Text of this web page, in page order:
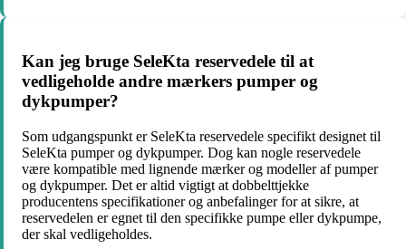
Kan jeg bruge SeleKta reservedele til at
vedligeholde andre mærkers pumper og
dykpumper?
Som udgangspunkt er SeleKta reservedele specifikt designet til
SeleKta pumper og dykpumper. Dog kan nogle reservedele
være kompatible med lignende mærker og modeller af pumper
og dykpumper. Det er altid vigtigt at dobbelttjekke
producentens specifikationer og anbefalinger for at sikre, at
reservedelen er egnet til den specifikke pumpe eller dykpumpe,
der skal vedligeholdes.